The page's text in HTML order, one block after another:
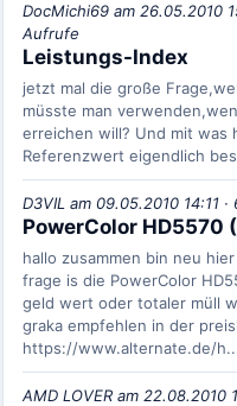
DocMichi69 am 26.05.2010
Aufrufe
Leistungs-Index
jetzt mal die große
müsste man
erreichen will? Und mit was
Referenzwert eigendlich
D3VIL am 09.05.2010 14:11
PowerColor HD5570
hallo zusammen bin neu
frage is die PowerColor
geld wert oder totaler müll
graka empfehlen in der
https://www.alternate.de/
AMD LOVER am 22.08.2010